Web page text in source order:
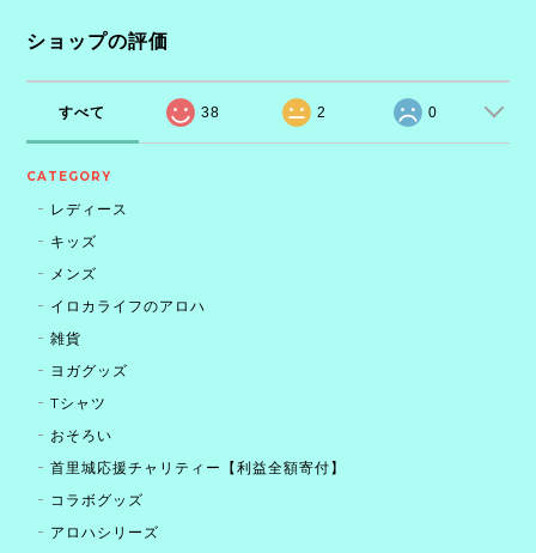
ショップの評価
すべて 38 2 0
CATEGORY
レディース
キッズ
メンズ
イロカライフのアロハ
雑貨
ヨガグッズ
Tシャツ
おそろい
首里城応援チャリティー【利益全額寄付】
コラボグッズ
アロハシリーズ